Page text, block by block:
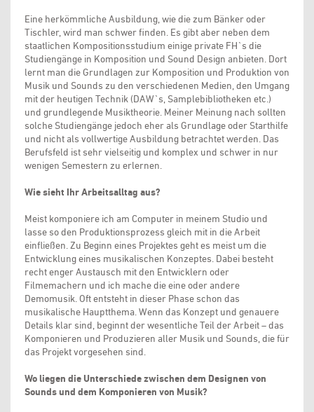
Eine herkömmliche Ausbildung, wie die zum Bänker oder
Tischler, wird man schwer finden. Es gibt aber neben dem
staatlichen Kompositionsstudium einige private FH`s die
Studiengänge in Komposition und Sound Design anbieten. Dort
lernt man die Grundlagen zur Komposition und Produktion von
Musik und Sounds zu den verschiedenen Medien, den Umgang
mit der heutigen Technik (DAW`s, Samplebibliotheken etc.)
und grundlegende Musiktheorie. Meiner Meinung nach sollten
solche Studiengänge jedoch eher als Grundlage oder Starthilfe
und nicht als vollwertige Ausbildung betrachtet werden. Das
Berufsfeld ist sehr vielseitig und komplex und schwer in nur
wenigen Semestern zu erlernen.
Wie sieht Ihr Arbeitsalltag aus?
Meist komponiere ich am Computer in meinem Studio und
lasse so den Produktionsprozess gleich mit in die Arbeit
einfließen. Zu Beginn eines Projektes geht es meist um die
Entwicklung eines musikalischen Konzeptes. Dabei besteht
recht enger Austausch mit den Entwicklern oder
Filmemachern und ich mache die eine oder andere
Demomusik. Oft entsteht in dieser Phase schon das
musikalische Hauptthema. Wenn das Konzept und genauere
Details klar sind, beginnt der wesentliche Teil der Arbeit – das
Komponieren und Produzieren aller Musik und Sounds, die für
das Projekt vorgesehen sind.
Wo liegen die Unterschiede zwischen dem Designen von
Sounds und dem Komponieren von Musik?